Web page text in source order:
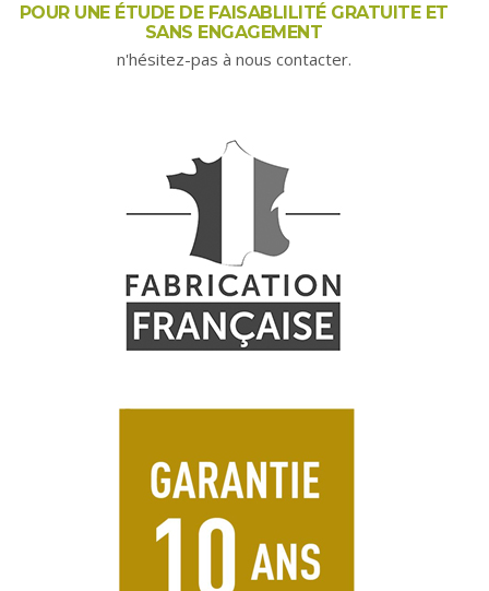
POUR UNE ÉTUDE DE FAISABLILITÉ GRATUITE ET
SANS ENGAGEMENT
n'hésitez-pas à nous contacter.